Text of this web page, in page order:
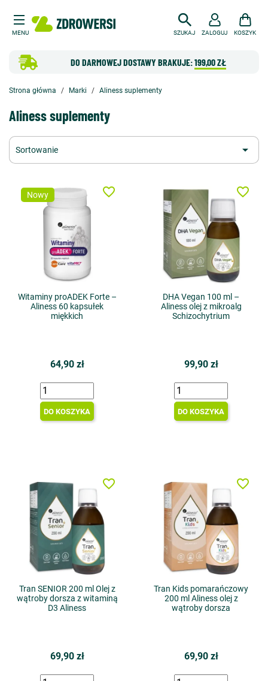
MENU SZUKAJ
DO DARMOWEJ DOSTAWY BRAKUJE:199,00 ZŁ
ZALOGUJ KOSZYK
Strona główna Marki Aliness suplementy
Aliness suplementy
Sortowanie 
Nowy
Witaminy proADEK Forte –
Aliness 60 kapsułek
miękkich
64,90 zł
DO KOSZYKA
favorite_border
DHA Vegan 100 ml –
Aliness olej z mikroalg
Schizochytrium
99,90 zł
DO KOSZYKA
favorite_border
Tran SENIOR 200 ml Olej z
wątroby dorsza z witaminą
D3 Aliness
69,90 zł
favorite_border
Tran Kids pomarańczowy
200 ml Aliness olej z
wątroby dorsza
69,90 zł
favorite_border